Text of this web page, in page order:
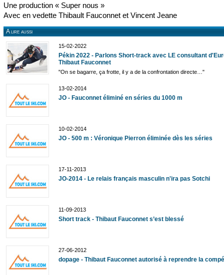
Une production « Super nous »
Avec en vedette Thibault Fauconnet et Vincent Jeane
A lire aussi
15-02-2022
Pékin 2022 - Parlons Short-track avec LE consultant
Thibaut Fauconnet
"On se bagarre, ça frotte, il y a de la confrontation directe…"
13-02-2014
JO - Fauconnet éliminé en séries du 1000 m
10-02-2014
JO - 500 m : Véronique Pierron éliminée dès les séries
17-11-2013
JO-2014 - Le relais français masculin n'ira pas Sotchi
11-09-2013
Short track - Thibaut Fauconnet s’est blessé
27-06-2012
dopage - Thibaut Fauconnet autorisé à reprendre la